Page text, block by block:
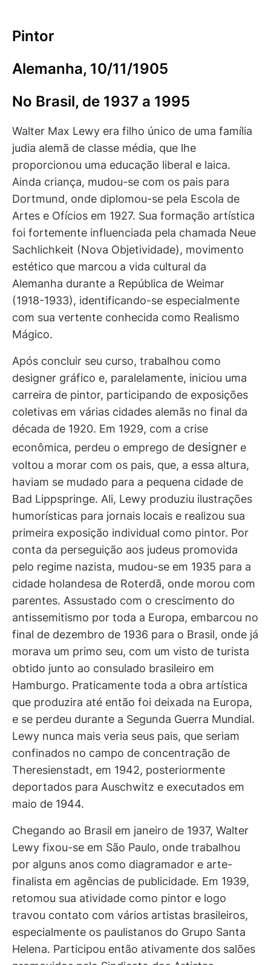
Pintor
Alemanha, 10/11/1905
No Brasil, de 1937 a 1995
Walter Max Lewy era filho único de uma família
judia alemã de classe média, que lhe
proporcionou uma educação liberal e laica.
Ainda criança, mudou-se com os pais para
Dortmund, onde diplomou-se pela Escola de
Artes e Ofícios em 1927. Sua formação artística
foi fortemente influenciada pela chamada Neue
Sachlichkeit (Nova Objetividade), movimento
estético que marcou a vida cultural da
Alemanha durante a República de Weimar
(1918-1933), identificando-se especialmente
com sua vertente conhecida como Realismo
Mágico.
Após concluir seu curso, trabalhou como
designer gráfico e, paralelamente, iniciou uma
carreira de pintor, participando de exposições
coletivas em várias cidades alemãs no final da
década de 1920. Em 1929, com a crise
econômica, perdeu o emprego de designer e
voltou a morar com os pais, que, a essa altura,
haviam se mudado para a pequena cidade de
Bad Lippspringe. Ali, Lewy produziu ilustrações
humorísticas para jornais locais e realizou sua
primeira exposição individual como pintor. Por
conta da perseguição aos judeus promovida
pelo regime nazista, mudou-se em 1935 para a
cidade holandesa de Roterdã, onde morou com
parentes. Assustado com o crescimento do
antissemitismo por toda a Europa, embarcou no
final de dezembro de 1936 para o Brasil, onde já
morava um primo seu, com um visto de turista
obtido junto ao consulado brasileiro em
Hamburgo. Praticamente toda a obra artística
que produzira até então foi deixada na Europa,
e se perdeu durante a Segunda Guerra Mundial.
Lewy nunca mais veria seus pais, que seriam
confinados no campo de concentração de
Theresienstadt, em 1942, posteriormente
deportados para Auschwitz e executados em
maio de 1944.
Chegando ao Brasil em janeiro de 1937, Walter
Lewy fixou-se em São Paulo, onde trabalhou
por alguns anos como diagramador e arte-
finalista em agências de publicidade. Em 1939,
retomou sua atividade como pintor e logo
travou contato com vários artistas brasileiros,
especialmente os paulistanos do Grupo Santa
Helena. Participou então ativamente dos salões